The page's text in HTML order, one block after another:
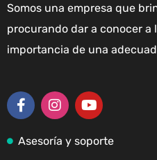
Somos una empresa que
procurando dar a conocer
importancia de una
Asesoría y soporte